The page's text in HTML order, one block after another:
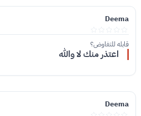
Deema
قابله للتفاوض؟
اعتذر منك لا والله
Deema